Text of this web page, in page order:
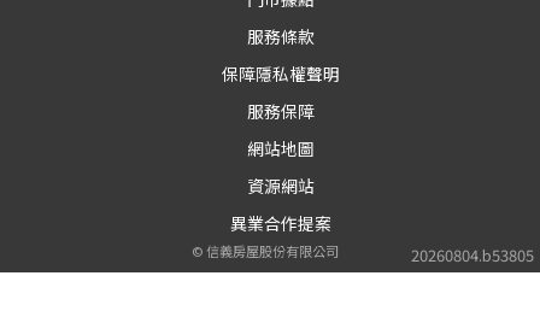
20260804.b53805
服務條款
保障隱私權聲明
服務保障
網站地圖
資源網站
異業合作提案
©信義房屋股份有限公司